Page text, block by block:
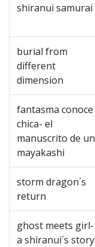
shiranui samurai
burial from
different
dimension
fantasma conoce
chica- el
manuscrito de un
mayakashi
storm dragon´s
return
ghost meets girl-
a shiranui´s story